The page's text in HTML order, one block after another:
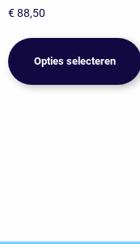
€88,50
Opties selecteren